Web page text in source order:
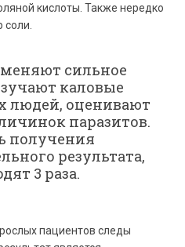
кислоты. Также нередко
сильное
каловые
людей, оценивают
паразитов.
получения
результата,
3 раза.
пациентов следы